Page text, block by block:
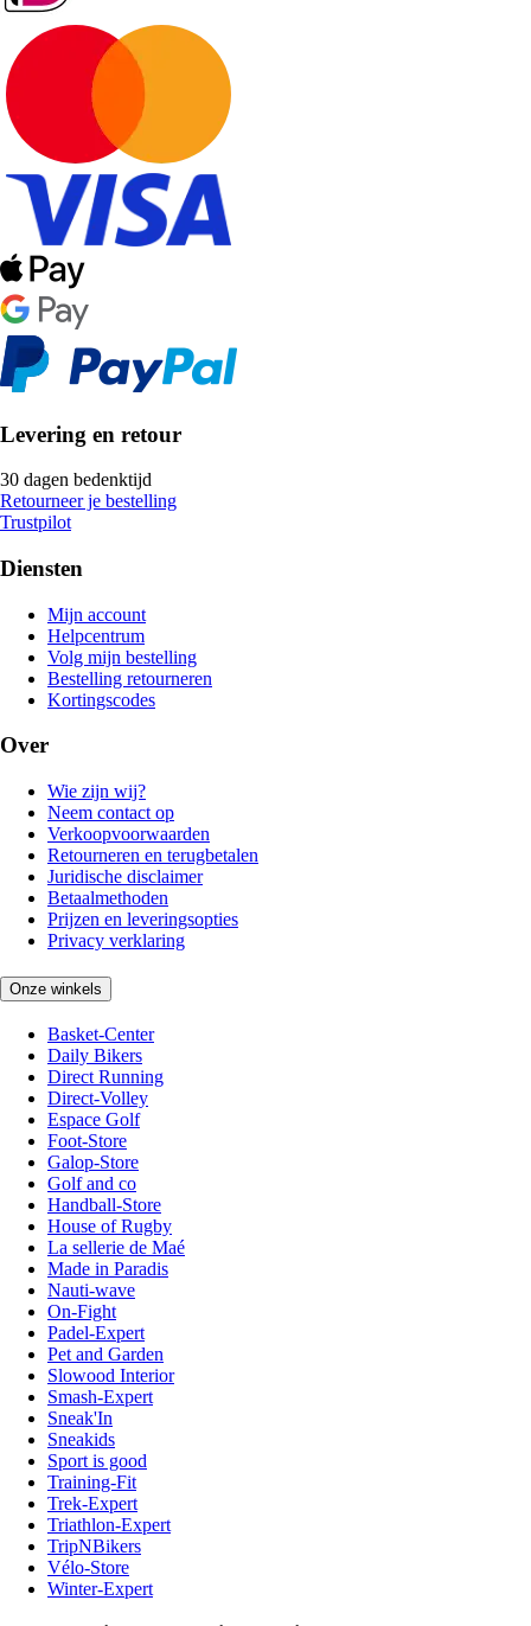
Levering en retour
30 dagen bedenktijd
Retourneer je bestelling
Trustpilot
Diensten
Mijn account
Helpcentrum
Volg mijn bestelling
Bestelling retourneren
Kortingscodes
Over
Wie zijn wij?
Neem contact op
Verkoopvoorwaarden
Retourneren en terugbetalen
Juridische disclaimer
Betaalmethoden
Prijzen en leveringsopties
Privacy verklaring
Onze winkels
Basket-Center
Daily Bikers
Direct Running
Direct-Volley
Espace Golf
Foot-Store
Galop-Store
Golf and co
Handball-Store
House of Rugby
La sellerie de Maé
Made in Paradis
Nauti-wave
On-Fight
Padel-Expert
Pet and Garden
Slowood Interior
Smash-Expert
Sneak'In
Sneakids
Sport is good
Training-Fit
Trek-Expert
Triathlon-Expert
TripNBikers
Vélo-Store
Winter-Expert